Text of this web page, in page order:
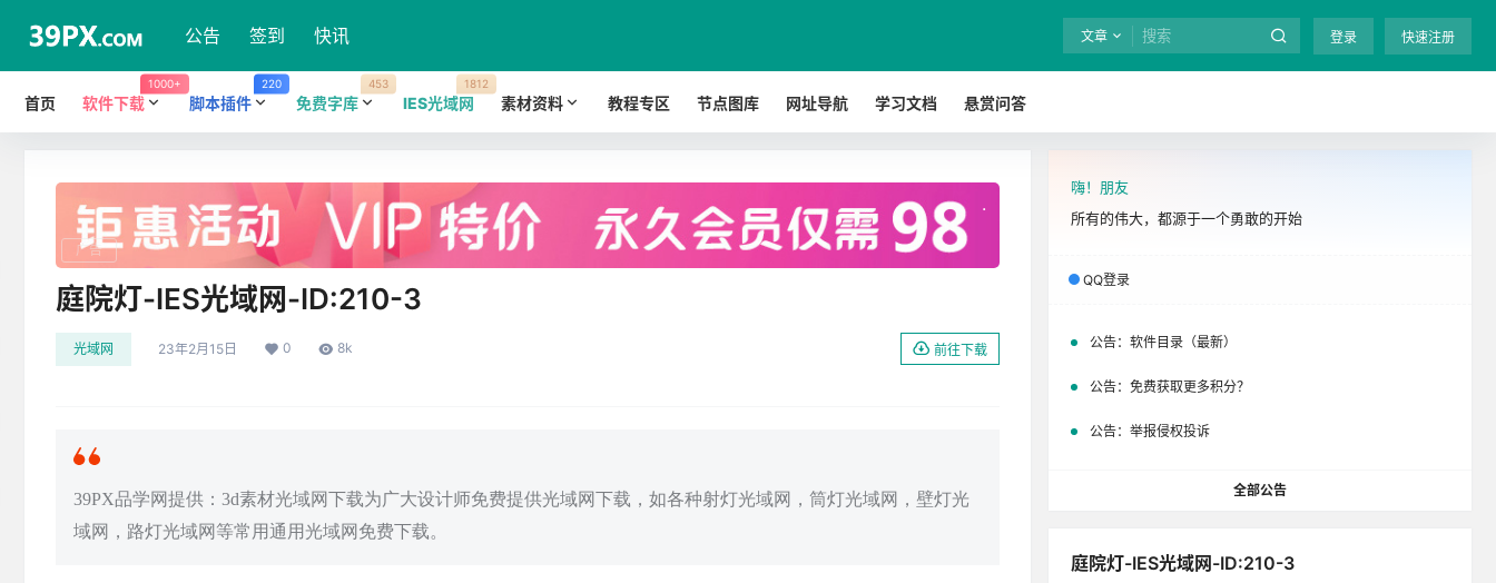
公告 签到 快讯 文章 登录 快速注册
首页 软件下载
1000+
脚本插件
220
免费字库
453
IES光域网
1812
素材资料 教程专区 节点图库 网址导航 学习文档 悬赏问答
. 全站终身免费下载！ 立即开通
广告
庭院灯-IES光域网-ID:210-3
光域网 23年2月15日 0 8k 前往下载
39PX品学网提供：3d素材光域网下载为广大设计师免费提供光域网下载，如各种射灯光域网，筒灯光域网，壁灯光
域网，路灯光域网等常用通用光域网免费下载。
嗨！朋友
所有的伟大，都源于一个勇敢的开始
QQ登录
公告： 软件目录（最新）
公告： 免费获取更多积分？
公告： 举报侵权投诉
全部公告
庭院灯-IES光域网-ID:210-3